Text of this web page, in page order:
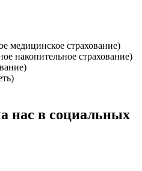
медицинское страхование)
накопительное страхование)
нас в социальных